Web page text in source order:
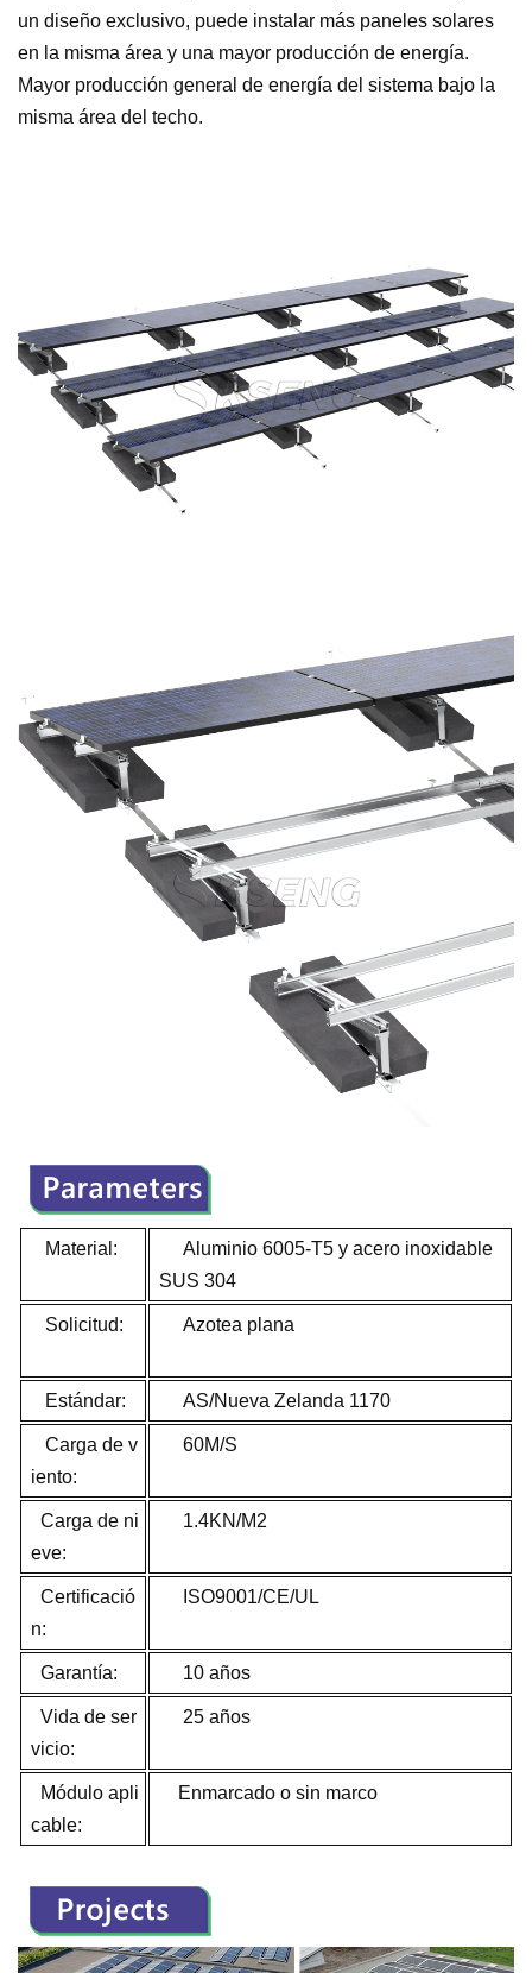
un diseño exclusivo, puede instalar más paneles solares
en la misma área y una mayor producción de energía.
Mayor producción general de energía del sistema bajo la
misma área del techo.
Material:
Aluminio 6005-T5 y acero inoxidable
SUS 304
Solicitud: Azotea plana
Estándar: AS/Nueva Zelanda 1170
Carga de v
iento:
60M/S
Carga de ni
eve:
1.4KN/M2
Certificació
n:
ISO9001/CE/UL
Garantía: 10 años
Vida de ser
vicio:
25 años
Módulo apli
cable:
Enmarcado o sin marco